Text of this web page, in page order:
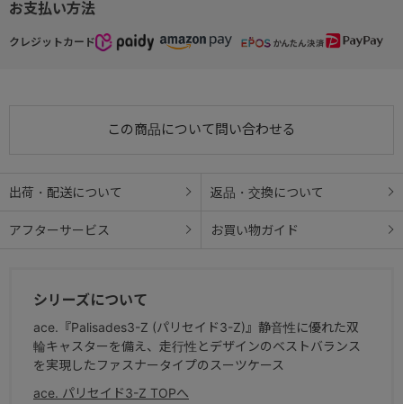
お支払い方法
クレジットカード
この商品について問い合わせる
出荷・配送について 返品・交換について
アフターサービス お買い物ガイド
シリーズについて
ace.『Palisades3-Z (パリセイド3-Z)』 静音性に優れた双
輪キャスターを備え、走行性とデザインのベストバランス
を実現したファスナータイプのスーツケース
ace. パリセイド3-Z TOPへ